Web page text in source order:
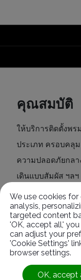
คุณสมบัติ
ให้บริการติดตั้งพ
ประเภท ครอบคลุ
ความปลอดภัยกลา
เดินแบบสัมผัส ฯลฯ
ผลกระทบหลักใน
ป้องกันไม่ให้เกิดผ
We use cookies
analysis,
targeted content
'OK, accept all,'
can adjust your
'Cookie Settings'
browser settings.
OK, accept